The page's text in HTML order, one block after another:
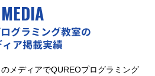
MEDIA
グラミング教室の
ィア掲載実績
メディアでQUREOプログラミング